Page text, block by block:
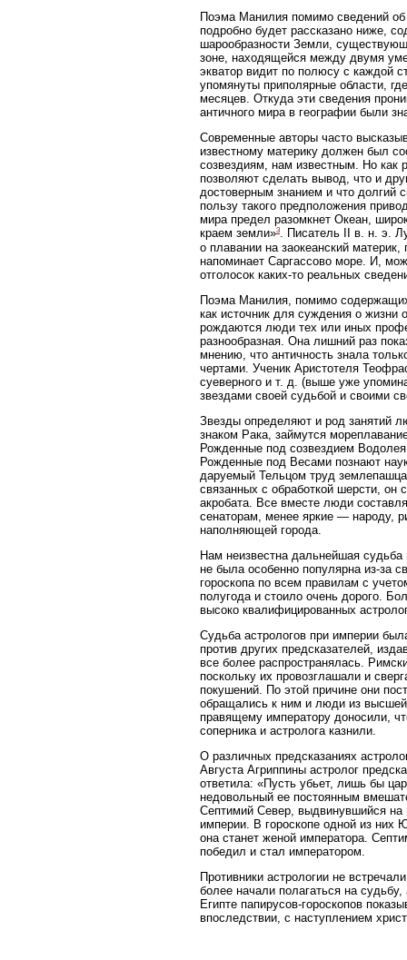
Поэма Манилия помимо сведений об
подробно будет рассказано ниже,
шарообразности Земли,
зоне, находящейся между двумя
экватор видит по полюсу с каждой
упомянуты приполярные области,
месяцев. Откуда эти сведения
античного мира в географии были
Современные авторы часто
известному материку должен был
созвездиям, нам известным. Но
позволяют сделать вывод, что и
достоверным знанием и что долгий
пользу такого предположения
мира предел разомкнет Океан,
краем земли»3. Писатель II в. н. э.
о плавании на заокеанский
напоминает Саргассово море. И,
отголосок каких-то реальных
Поэма Манилия, помимо
как источник для суждения о жизни
рождаются люди тех или иных
разнообразная. Она лишний раз
мнению, что античность знала
чертами. Ученик Аристотеля
суеверного и т. д. (выше уже
звездами своей судьбой и своими
Звезды определяют и род занятий
знаком Рака, займутся
Рожденные под созвездием
Рожденные под Весами познают
даруемый Тельцом труд
связанных с обработкой шерсти, он
акробата. Все вместе люди
сенаторам, менее яркие — народу,
наполняющей города.
Нам неизвестна дальнейшая
не была особенно популярна из-за
гороскопа по всем правилам с
полугода и стоило очень дорого.
высоко квалифицированных
Судьба астрологов при империи
против других предсказателей,
все более распространялась.
поскольку их провозглашали и
покушений. По этой причине они
обращались к ним и люди из высшей
правящему императору доносили,
соперника и астролога казнили.
О различных предсказаниях
Августа Агриппины астролог
ответила: «Пусть убьет, лишь бы
недовольный ее постоянным
Септимий Север, выдвинувшийся на
империи. В гороскопе одной из них
она станет женой императора.
победил и стал императором.
Противники астрологии не
более начали полагаться на
Египте папирусов-гороскопов
впоследствии, с наступлением